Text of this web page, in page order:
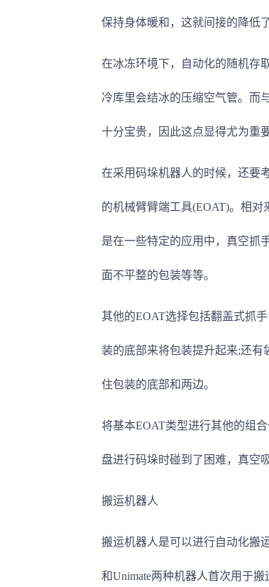
保持身体暖和，这就间接的降低
在冰冻环境下，自动化的随机存
冷库里会结冰的压缩空气管。而
十分宝贵，因此这点显得尤为重
在采用码垛机器人的时候，还要
的机械臂臂端工具(EOAT)。相
是在一些特定的应用中，真空抓
面不平整的包装等等。
其他的EOAT选择包括翻盖式抓
装的底部来将包装提升起来;还
住包装的底部和两边。
将基本EOAT类型进行其他的组
盘进行码垛时碰到了困难，真空
搬运机器人
搬运机器人是可以进行自动化搬
和Unimate两种机器人首次用于